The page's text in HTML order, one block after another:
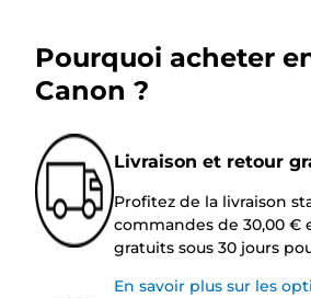
Pourquoi acheter
Canon ?
Livraison et retour
Profitez de la livraison
commandes de 30,00 €
gratuits sous 30 jours
En savoir plus sur les